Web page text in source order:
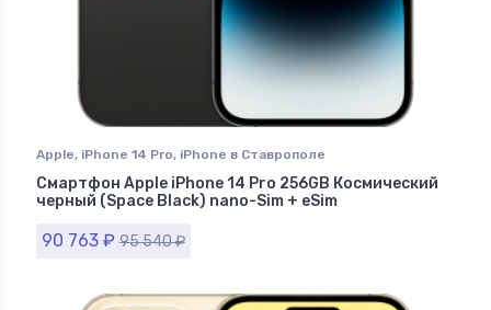
Apple, iPhone 14 Pro, iPhone в Ставрополе
Смартфон Apple iPhone 14 Pro 256GB Космический
черный (Space Black) nano-Sim + eSim
90 763 ₽ 95 540₽